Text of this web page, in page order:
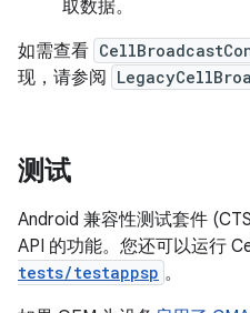
取数据。
如需查看
现，请参阅
测试
Android 兼容性测试套件
API 的功能。您还可以运行
tests/testappsp 。